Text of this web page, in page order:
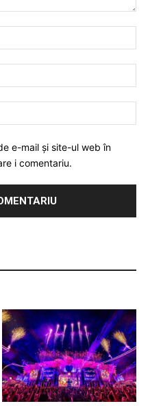
e-mail și site-ul web în
i comentariu.